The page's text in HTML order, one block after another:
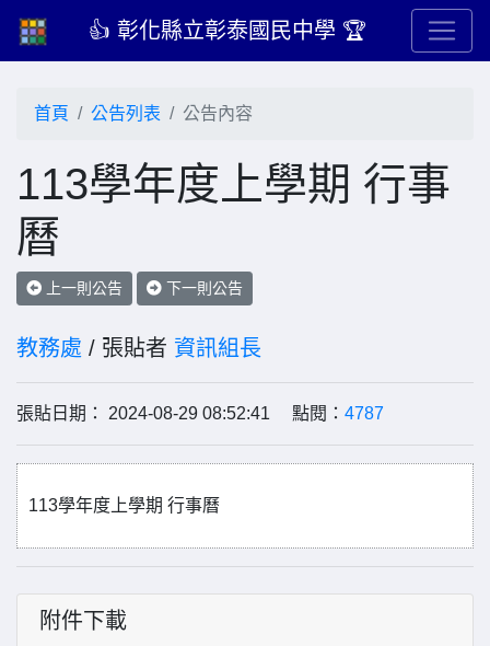
👍 彰化縣立彰泰國民中學 🏆
首頁 公告列表 公告內容
113學年度上學期 行事
曆
上一則公告 下一則公告
教務處 / 張貼者 資訊組長
張貼日期： 2024-08-29 08:52:41 點閱： 4787
113學年度上學期 行事曆
附件下載